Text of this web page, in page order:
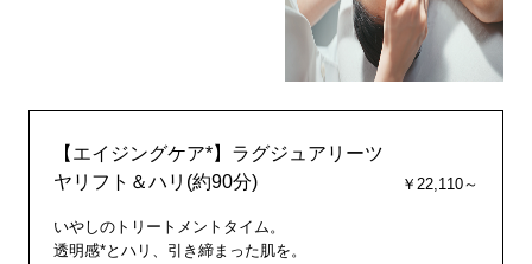
【エイジングケア*】ラグジュアリーツ
ヤリフト＆ハリ(約90分)
￥22,110～
いやしのトリートメントタイム。
透明感*とハリ、引き締まった肌を。